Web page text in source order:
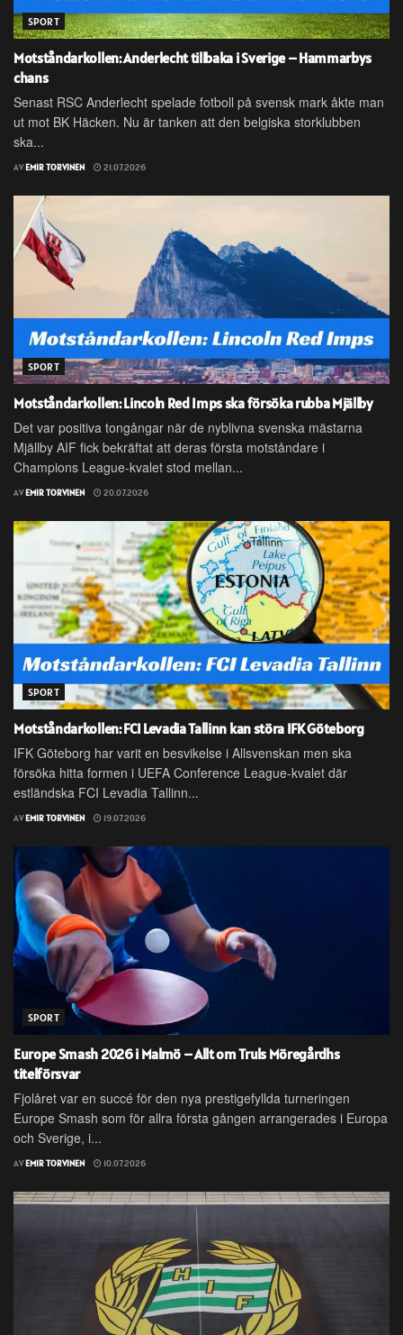
SPORT
Motståndarkollen: Anderlecht tillbaka i Sverige – Hammarbys
chans
Senast RSC Anderlecht spelade fotboll på svensk mark åkte man
ut mot BK Häcken. Nu är tanken att den belgiska storklubben
ska...
AVEMIR TORVINEN 21.07.2026
SPORT
Motståndarkollen: Lincoln Red Imps ska försöka rubba Mjällby
Det var positiva tongångar när de nyblivna svenska mästarna
Mjällby AIF fick bekräftat att deras första motståndare i
Champions League-kvalet stod mellan...
AVEMIR TORVINEN 20.07.2026
SPORT
Motståndarkollen: FCI Levadia Tallinn kan störa IFK Göteborg
IFK Göteborg har varit en besvikelse i Allsvenskan men ska
försöka hitta formen i UEFA Conference League-kvalet där
estländska FCI Levadia Tallinn...
AVEMIR TORVINEN 19.07.2026
SPORT
Europe Smash 2026 i Malmö – Allt om Truls Möregårdhs
titelförsvar
Fjolåret var en succé för den nya prestigefyllda turneringen
Europe Smash som för allra första gången arrangerades i Europa
och Sverige, i...
AVEMIR TORVINEN 10.07.2026